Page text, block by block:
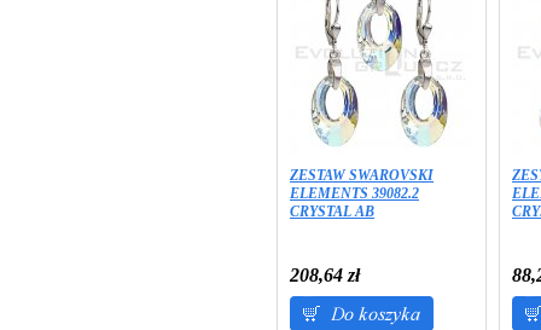
ZESTAW SWAROVSKI
ELEMENTS 39082.2
CRYSTAL AB
208,64 zł